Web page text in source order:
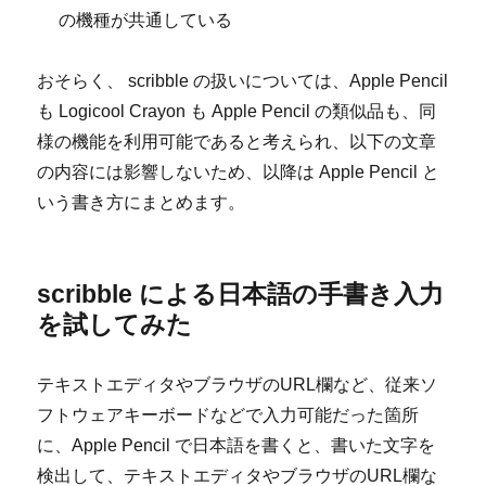
の機種が共通している
おそらく、 scribble の扱いについては、Apple Pencil
も Logicool Crayon も Apple Pencil の類似品も、同
様の機能を利用可能であると考えられ、以下の文章
の内容には影響しないため、以降は Apple Pencil と
いう書き方にまとめます。
scribble による日本語の手書き入力
を試してみた
テキストエディタやブラウザのURL欄など、従来ソ
フトウェアキーボードなどで入力可能だった箇所
に、Apple Pencil で日本語を書くと、書いた文字を
検出して、テキストエディタやブラウザのURL欄な